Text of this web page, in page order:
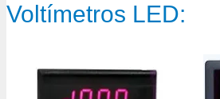
Voltímetros LED: